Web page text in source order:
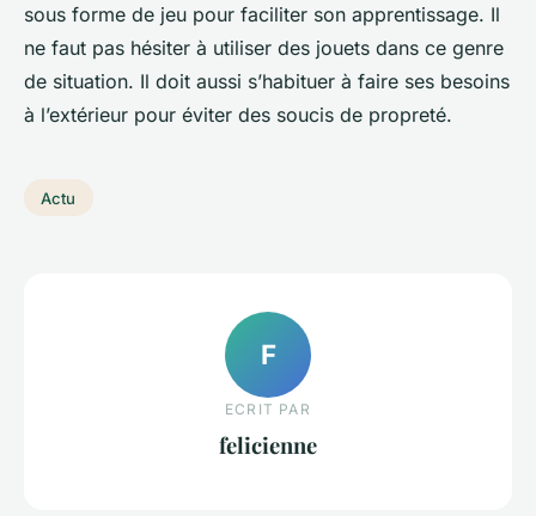
sous forme de jeu pour faciliter son apprentissage. Il
ne faut pas hésiter à utiliser des jouets dans ce genre
de situation. Il doit aussi s’habituer à faire ses besoins
à l’extérieur pour éviter des soucis de propreté.
Actu
F
ECRIT PAR
felicienne